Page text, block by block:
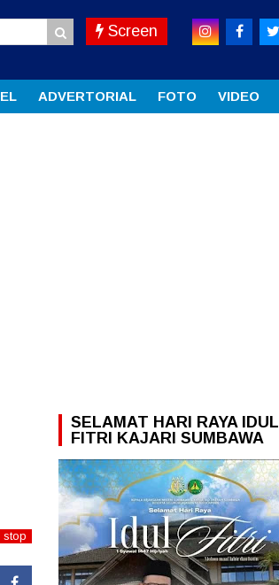
Screen
ADVERTORIAL FOTO VIDEO
stop
SELAMAT HARI RAYA IDUL
FITRI KAJARI SUMBAWA